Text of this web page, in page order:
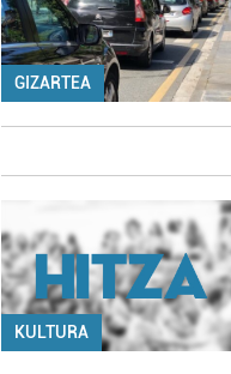
GIZARTEA
KULTURA